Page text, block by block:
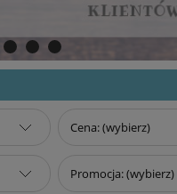
Cena: (wybierz)
Promocja: (wybierz)